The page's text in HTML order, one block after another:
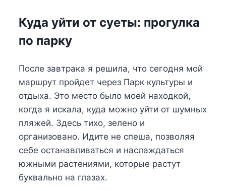
Куда уйти от суеты: прогулка
по парку
После завтрака я решила, что сегодня мой
маршрут пройдет через Парк культуры и
отдыха. Это место было моей находкой,
когда я искала, куда можно уйти от шумных
пляжей. Здесь тихо, зелено и
организовано. Идите не спеша, позволяя
себе останавливаться и наслаждаться
южными растениями, которые растут
буквально на глазах.